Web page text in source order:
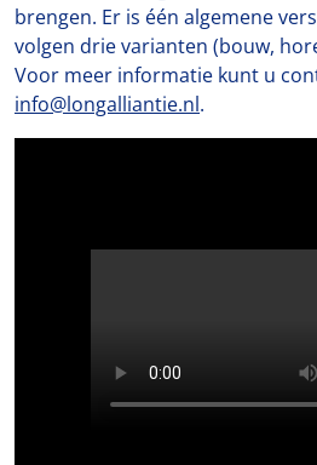
brengen. Er is één algemene
volgen drie varianten (bouw,
Voor meer informatie kunt u
info@longalliantie.nl.